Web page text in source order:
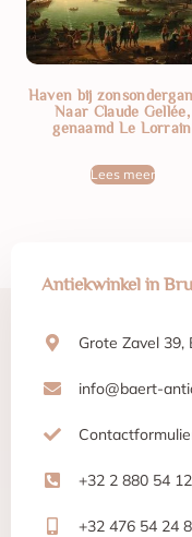
Haven bij
Naar Claude Gellée,
genaamd Le Lorrain
Lees meer
Antiekwinkel in
Grote Zavel 39,
info@baert-
+32 2 880 54 12
+32 476 54 24